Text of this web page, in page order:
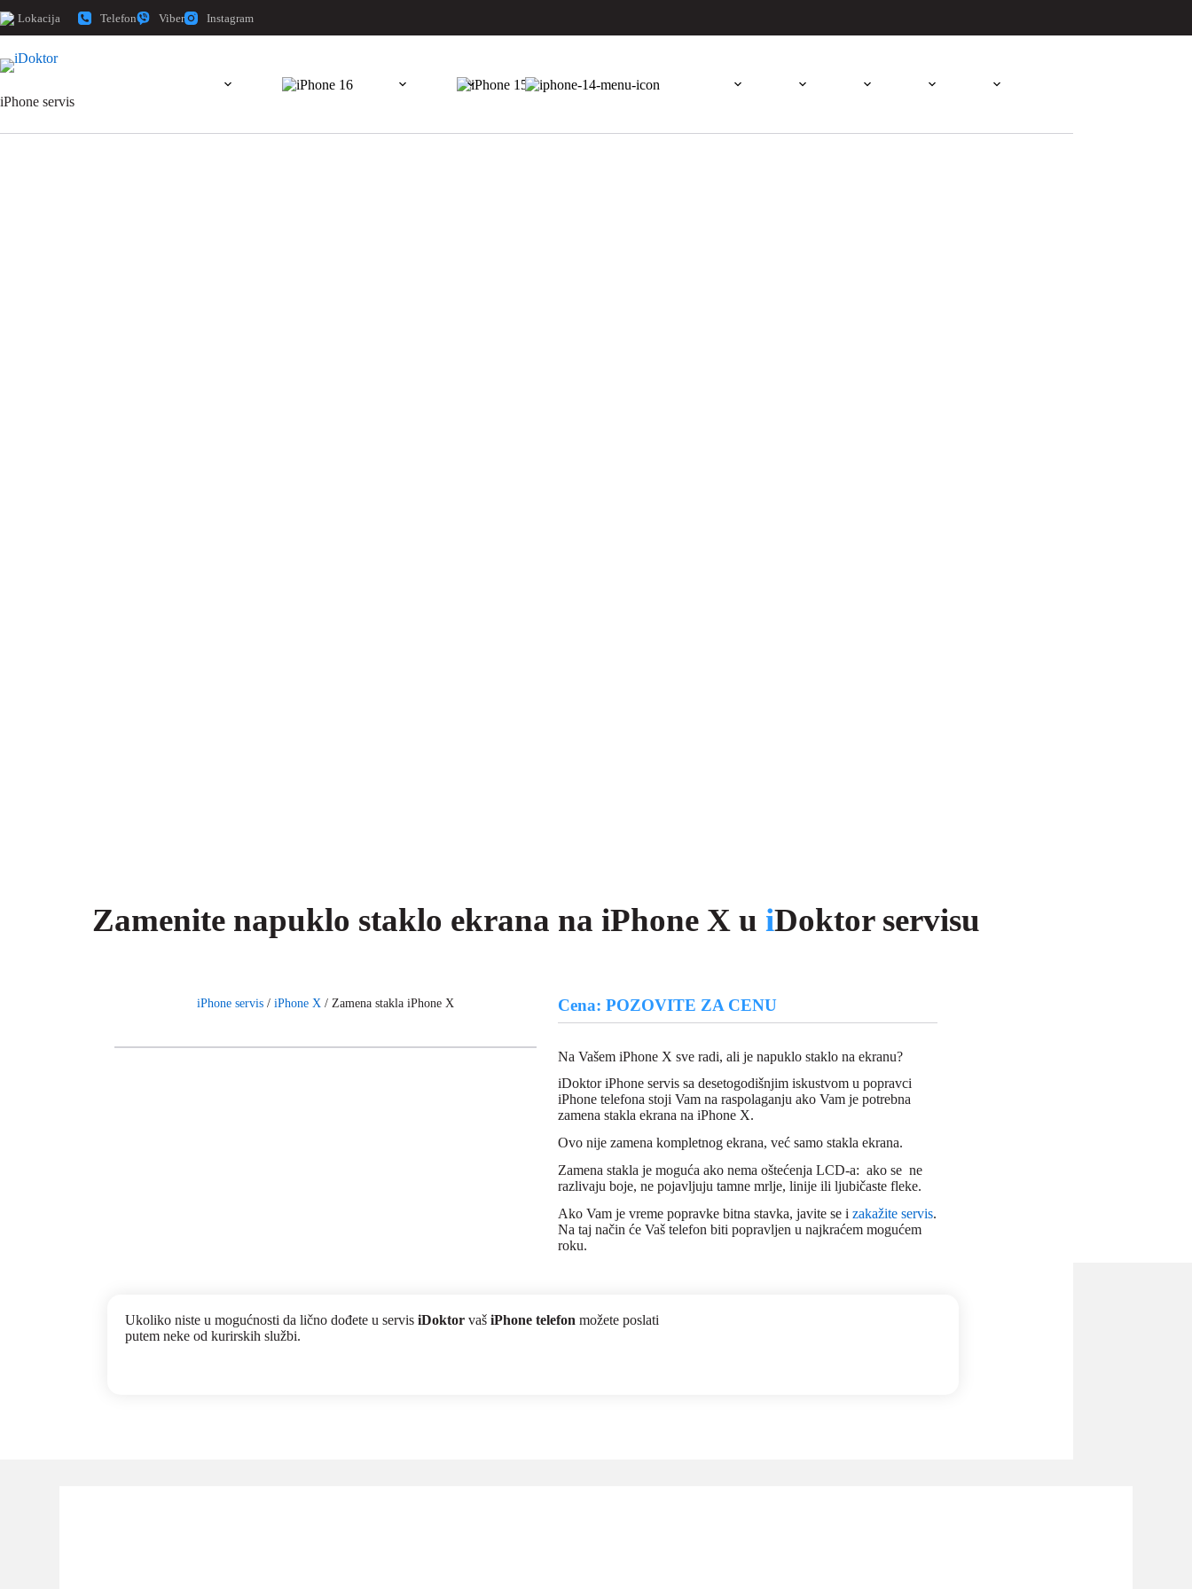
Lokacija Telefon Viber Instagram
iPhone servis
Zamenite napuklo staklo ekrana na iPhone X u iDoktor servisu
iPhone servis/ iPhone X/ Zamena stakla iPhone X Cena: POZOVITE ZA CENU
Na Vašem iPhone X sve radi, ali je napuklo staklo na ekranu?
iDoktor iPhone servis sa desetogodišnjim iskustvom u popravci
iPhone telefona stoji Vam na raspolaganju ako Vam je potrebna
zamena stakla ekrana na iPhone X.
Ovo nije zamena kompletnog ekrana, već samo stakla ekrana.
Zamena stakla je moguća ako nema oštećenja LCD-a: ako se ne
razlivaju boje, ne pojavljuju tamne mrlje, linije ili ljubičaste fleke.
Ako Vam je vreme popravke bitna stavka, javite se i zakažite servis.
Na taj način će Vaš telefon biti popravljen u najkraćem mogućem
roku.
Ukoliko niste u mogućnosti da lično dođete u servis iDoktorvaš iPhone telefon možete poslati
putem neke od kurirskih službi.